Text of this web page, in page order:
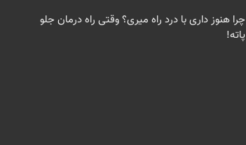
چرا هنوز داری با درد راه میری؟ وقتی راه درمان جلو
پاته!